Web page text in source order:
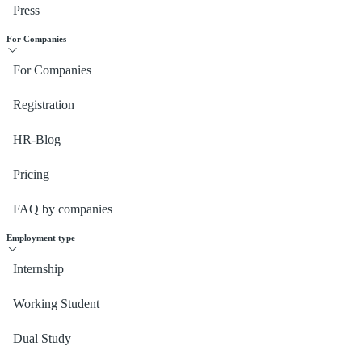
Press
For Companies
For Companies
Registration
HR-Blog
Pricing
FAQ by companies
Employment type
Internship
Working Student
Dual Study